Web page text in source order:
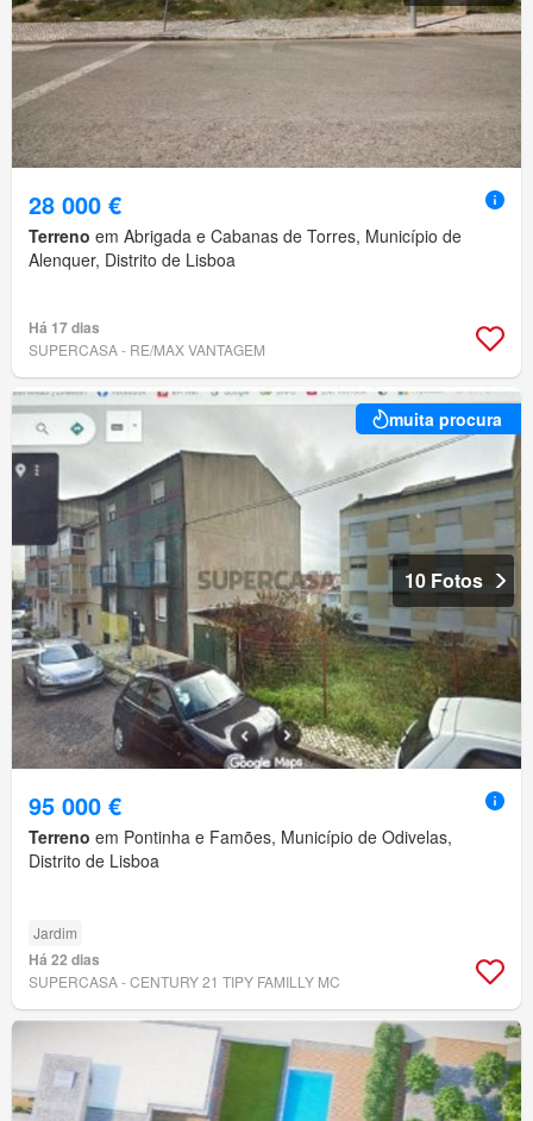
28 000 €
Terreno em Abrigada e Cabanas de Torres, Município de
Alenquer, Distrito de Lisboa
Há 17 dias
SUPERCASA - RE/MAX VANTAGEM
muita procura
10 Fotos
95 000 €
Terreno em Pontinha e Famões, Município de Odivelas,
Distrito de Lisboa
Jardim
Há 22 dias
SUPERCASA - CENTURY 21 TIPY FAMILLY MC